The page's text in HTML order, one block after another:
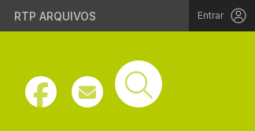
RTP ARQUIVOS Entrar